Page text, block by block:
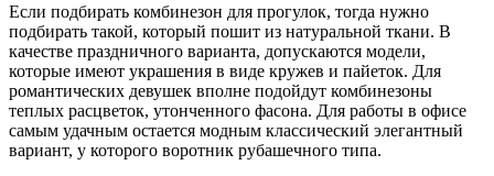
Если подбирать комбинезон для прогулок, тогда нужно
подбирать такой, который пошит из натуральной ткани. В
качестве праздничного варианта, допускаются модели,
которые имеют украшения в виде кружев и пайеток. Для
романтических девушек вполне подойдут комбинезоны
теплых расцветок, утонченного фасона. Для работы в офисе
самым удачным остается модным классический элегантный
вариант, у которого воротник рубашечного типа.